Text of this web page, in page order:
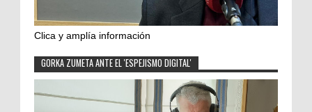
Clica y amplía información
GORKA ZUMETA ANTE EL 'ESPEJISMO DIGITAL'